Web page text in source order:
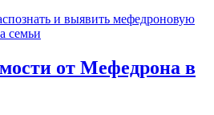
и выявить мефедроновую
семьи
от Мефедрона в